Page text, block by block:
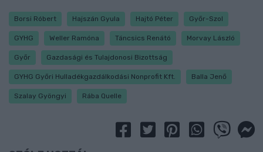
Borsi Róbert Hajszán Gyula Hajtó Péter Győr-Szol
GYHG Weller Ramóna Táncsics Renátó Morvay László
Győr Gazdasági és Tulajdonosi Bizottság
GYHG Győri Hulladékgazdálkodási Nonprofit Kft. Balla Jenő
Szalay Gyöngyi Rába Quelle